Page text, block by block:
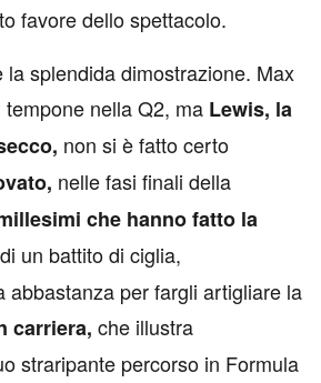
favore dello spettacolo.
la splendida dimostrazione. Max
nella Q2, ma Lewis, la
non si è fatto certo
nelle fasi finali della
che hanno fatto la
un battito di ciglia,
abbastanza per fargli artigliare la
carriera, che illustra
straripante percorso in Formula